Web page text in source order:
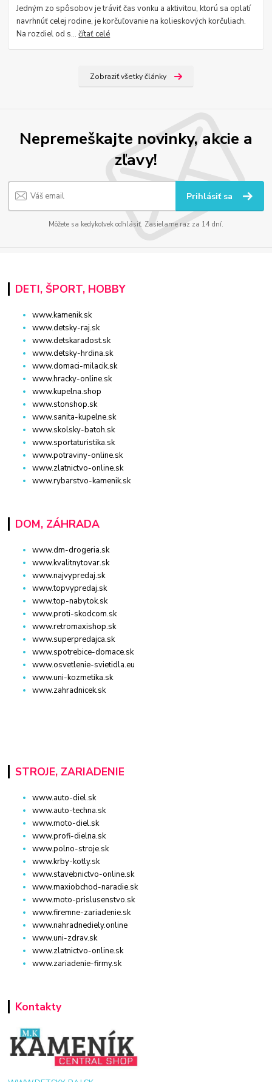
Jedným zo spôsobov je tráviť čas vonku a aktivitou, ktorú sa oplatí
navrhnúť celej rodine, je korčuľovanie na kolieskových korčuliach.
Na rozdiel od s...čítať celé
Zobraziť všetky články
Nepremeškajte novinky, akcie a
zľavy!
Prihlásiť sa
Môžete sa kedykoľvek odhlásiť. Zasielame raz za 14 dní.
DETI, ŠPORT, HOBBY
www.kamenik.sk
www.detsky-raj.sk
www.detskaradost.sk
www.detsky-hrdina.sk
www.domaci-milacik.sk
www.hracky-online.sk
www.kupelna.shop
www.stonshop.sk
www.sanita-kupelne.sk
www.skolsky-batoh.sk
www.sportaturistika.sk
www.potraviny-online.sk
www.zlatnictvo-online.sk
www.rybarstvo-kamenik.sk
DOM, ZÁHRADA
www.dm-drogeria.sk
www.kvalitnytovar.sk
www.najvypredaj.sk
www.topvypredaj.sk
www.top-nabytok.sk
www.proti-skodcom.sk
www.retromaxishop.sk
www.superpredajca.sk
www.spotrebice-domace.sk
www.osvetlenie-svietidla.eu
www.uni-kozmetika.sk
www.zahradnicek.sk
STROJE, ZARIADENIE
www.auto-diel.sk
www.auto-techna.sk
www.moto-diel.sk
www.profi-dielna.sk
www.polno-stroje.sk
www.krby-kotly.sk
www.stavebnictvo-online.sk
www.maxiobchod-naradie.sk
www.moto-prislusenstvo.sk
www.firemne-zariadenie.sk
www.nahradnediely.online
www.uni-zdrav.sk
www.zlatnictvo-online.sk
www.zariadenie-firmy.sk
Kontakty